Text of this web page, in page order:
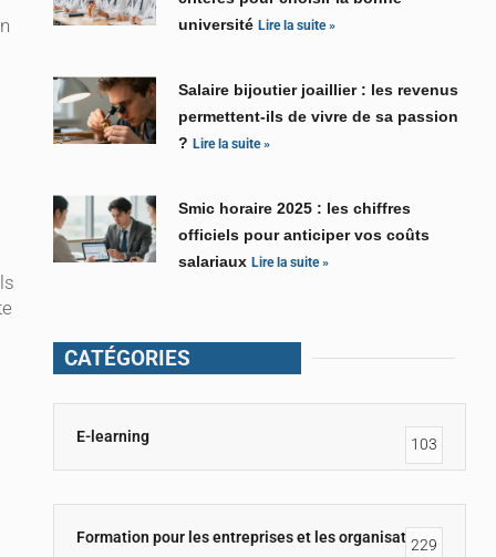
universitéLire la suite »
Salaire bijoutier joaillier : les revenus
permettent-ils de vivre de sa passion
?Lire la suite »
Smic horaire 2025 : les chiffres
officiels pour anticiper vos coûts
salariauxLire la suite »
CATÉGORIES
E-learning 103
Formation pour les entreprises et les organisations
229